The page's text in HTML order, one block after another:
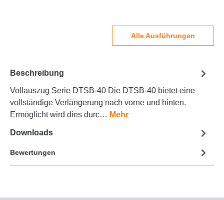
Alle Ausführungen
Beschreibung
Vollauszug Serie DTSB-40 Die DTSB-40 bietet eine
vollständige Verlängerung nach vorne und hinten.
Ermöglicht wird dies durc… Mehr
Downloads
Bewertungen